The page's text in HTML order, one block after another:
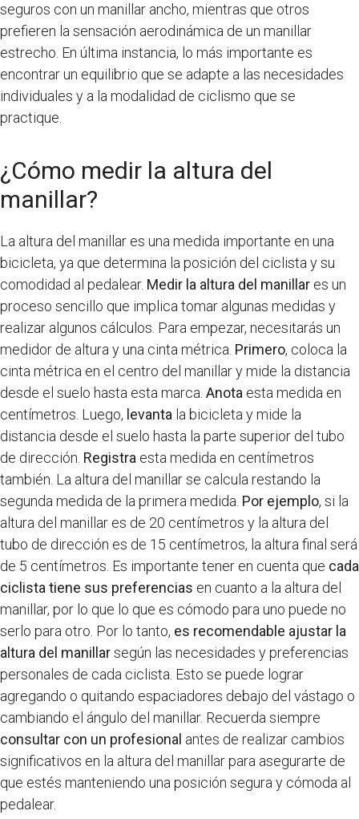
seguros con un manillar ancho, mientras que otros
prefieren la sensación aerodinámica de un manillar
estrecho. En última instancia, lo más importante es
encontrar un equilibrio que se adapte a las necesidades
individuales y a la modalidad de ciclismo que se
practique.
¿Cómo medir la altura del
manillar?
La altura del manillar es una medida importante en una
bicicleta, ya que determina la posición del ciclista y su
comodidad al pedalear. Medir la altura del manillar es un
proceso sencillo que implica tomar algunas medidas y
realizar algunos cálculos. Para empezar, necesitarás un
medidor de altura y una cinta métrica. Primero, coloca la
cinta métrica en el centro del manillar y mide la distancia
desde el suelo hasta esta marca. Anota esta medida en
centímetros. Luego, levanta la bicicleta y mide la
distancia desde el suelo hasta la parte superior del tubo
de dirección. Registra esta medida en centímetros
también. La altura del manillar se calcula restando la
segunda medida de la primera medida. Por ejemplo, si la
altura del manillar es de 20 centímetros y la altura del
tubo de dirección es de 15 centímetros, la altura final será
de 5 centímetros. Es importante tener en cuenta que cada
ciclista tiene sus preferencias en cuanto a la altura del
manillar, por lo que lo que es cómodo para uno puede no
serlo para otro. Por lo tanto, es recomendable ajustar la
altura del manillarsegún las necesidades y preferencias
personales de cada ciclista. Esto se puede lograr
agregando o quitando espaciadores debajo del vástago o
cambiando el ángulo del manillar. Recuerda siempre
consultar con un profesional antes de realizar cambios
significativos en la altura del manillar para asegurarte de
que estés manteniendo una posición segura y cómoda al
pedalear.